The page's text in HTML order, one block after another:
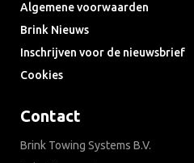
Algemene voorwaarden
Brink Nieuws
Inschrijven voor de nieuwsbrief
Cookies
Contact
Brink Towing Systems B.V.